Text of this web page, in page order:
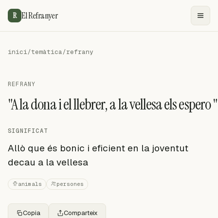
R El Refranyer
inici/temàtica/refrany
REFRANY
"A la dona i el llebrer, a la vellesa els espero "
SIGNIFICAT
Allò que és bonic i eficient en la joventut
decau a la vellesa
animals persones
Copia Comparteix